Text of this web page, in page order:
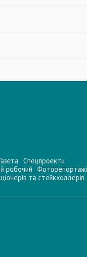
Спецпроекти
робочий Фоторепортажі
та стейкхолдерiв